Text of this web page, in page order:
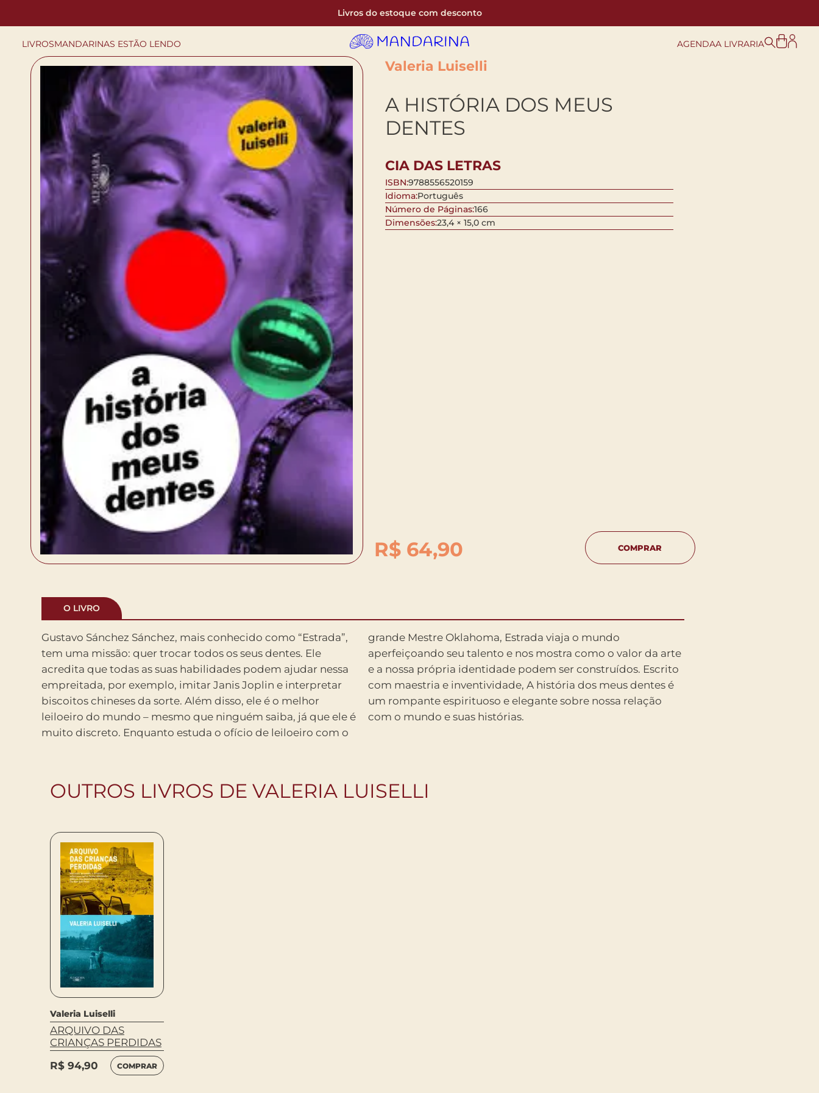
Livros do estoque com desconto
LIVROSMANDARINAS ESTÃO LENDO AGENDAA LIVRARIA
Valeria Luiselli
A HISTÓRIA DOS MEUS
DENTES
CIA DAS LETRAS
ISBN:9788556520159
Idioma:Português
Número de Páginas:166
Dimensões:23,4 × 15,0 cm
R$64,90 COMPRAR
O LIVRO
Gustavo Sánchez Sánchez, mais conhecido como “Estrada”,
tem uma missão: quer trocar todos os seus dentes. Ele
acredita que todas as suas habilidades podem ajudar nessa
empreitada, por exemplo, imitar Janis Joplin e interpretar
biscoitos chineses da sorte. Além disso, ele é o melhor
leiloeiro do mundo – mesmo que ninguém saiba, já que ele é
muito discreto. Enquanto estuda o ofício de leiloeiro com o
grande Mestre Oklahoma, Estrada viaja o mundo
aperfeiçoando seu talento e nos mostra como o valor da arte
e a nossa própria identidade podem ser construídos. Escrito
com maestria e inventividade, A história dos meus dentes é
um rompante espirituoso e elegante sobre nossa relação
com o mundo e suas histórias.
OUTROS LIVROS DE VALERIA LUISELLI
Valeria Luiselli
ARQUIVO DAS
CRIANÇAS PERDIDAS
R$ 94,90 COMPRAR